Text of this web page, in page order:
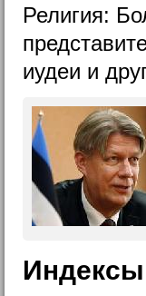
Религия:
иудеи и
Индексы